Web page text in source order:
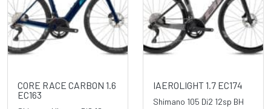
CORE RACE CARBON 1.6
EC163
IAEROLIGHT 1.7 EC174
Shimano 105 Di2 12sp BH